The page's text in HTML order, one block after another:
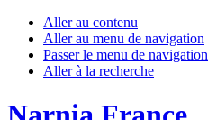
Aller au contenu
Aller au menu de navigation
Passer le menu de navigation
Aller à la recherche